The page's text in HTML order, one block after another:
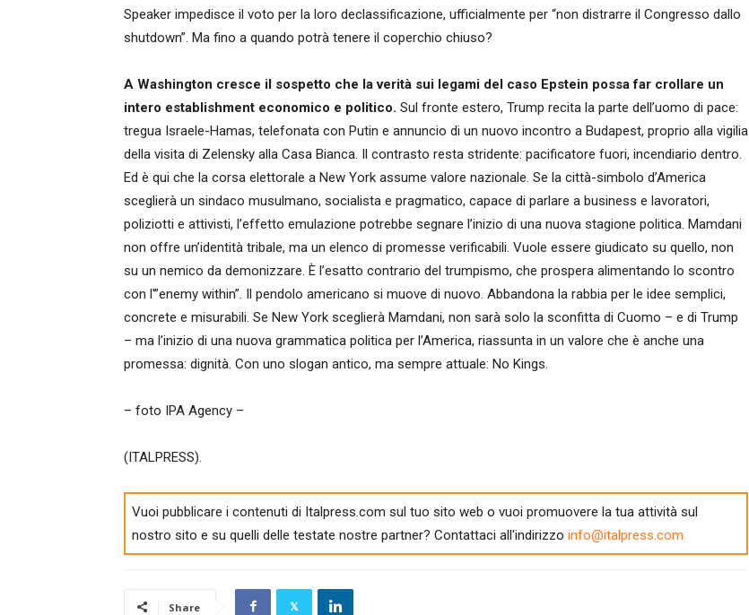
Speaker impedisce il voto per la loro declassificazione, ufficialmente per “non distrarre il Congresso dallo
shutdown”. Ma fino a quando potrà tenere il coperchio chiuso?
A Washington cresce il sospetto che la verità sui legami del caso Epstein possa far crollare un
intero establishment economico e politico. Sul fronte estero, Trump recita la parte dell’uomo di pace:
tregua Israele-Hamas, telefonata con Putin e annuncio di un nuovo incontro a Budapest, proprio alla vigilia
della visita di Zelensky alla Casa Bianca. Il contrasto resta stridente: pacificatore fuori, incendiario dentro.
Ed è qui che la corsa elettorale a New York assume valore nazionale. Se la città-simbolo d’America
sceglierà un sindaco musulmano, socialista e pragmatico, capace di parlare a business e lavoratori,
poliziotti e attivisti, l’effetto emulazione potrebbe segnare l’inizio di una nuova stagione politica. Mamdani
non offre un’identità tribale, ma un elenco di promesse verificabili. Vuole essere giudicato su quello, non
su un nemico da demonizzare. È l’esatto contrario del trumpismo, che prospera alimentando lo scontro
con l'”enemy within”. Il pendolo americano si muove di nuovo. Abbandona la rabbia per le idee semplici,
concrete e misurabili. Se New York sceglierà Mamdani, non sarà solo la sconfitta di Cuomo – e di Trump
– ma l’inizio di una nuova grammatica politica per l’America, riassunta in un valore che è anche una
promessa: dignità. Con uno slogan antico, ma sempre attuale: No Kings.
– foto IPA Agency –
(ITALPRESS).
Vuoi pubblicare i contenuti di Italpress.com sul tuo sito web o vuoi promuovere la tua attività sul
nostro sito e su quelli delle testate nostre partner? Contattaci all'indirizzo info@italpress.com
Share